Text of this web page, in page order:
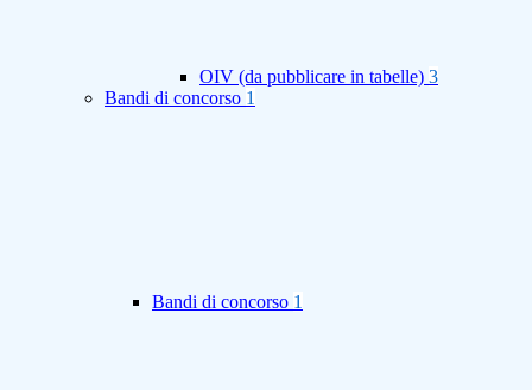
OIV (da pubblicare in tabelle) 3
Bandi di concorso 1
Bandi di concorso 1